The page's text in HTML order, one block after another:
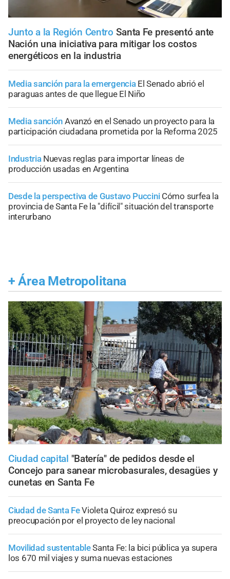
Junto a la Región Centro Santa Fe presentó ante
Nación una iniciativa para mitigar los costos
energéticos en la industria
Media sanción para la emergencia El Senado abrió el
paraguas antes de que llegue El Niño
Media sanción Avanzó en el Senado un proyecto para la
participación ciudadana prometida por la Reforma 2025
Industria Nuevas reglas para importar líneas de
producción usadas en Argentina
Desde la perspectiva de Gustavo Puccini Cómo surfea la
provincia de Santa Fe la "difícil" situación del transporte
interurbano
+ Área Metropolitana
Ciudad capital "Batería" de pedidos desde el
Concejo para sanear microbasurales, desagües y
cunetas en Santa Fe
Ciudad de Santa FeVioleta Quiroz expresó su
preocupación por el proyecto de ley nacional
Movilidad sustentableSanta Fe: la bici pública ya supera
los 670 mil viajes y suma nuevas estaciones